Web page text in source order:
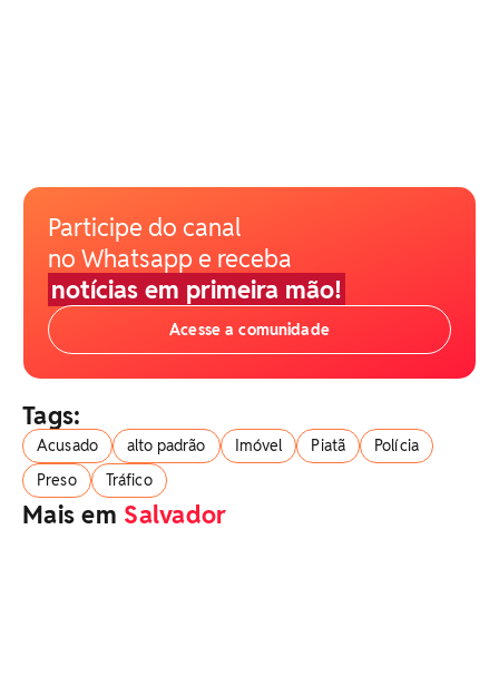
Participe do canal
no Whatsapp e receba
notícias em primeira mão!
Acesse a comunidade
Tags:
Acusado alto padrão Imóvel Piatã
Polícia
Preso
Tráfico
Mais em Salvador